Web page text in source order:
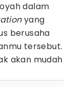
dalam
yang
berusaha
tersebut.
akan mudah